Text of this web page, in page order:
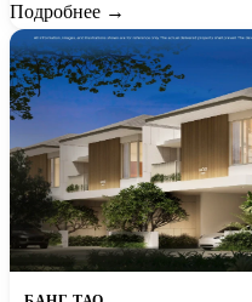
Подробнее →